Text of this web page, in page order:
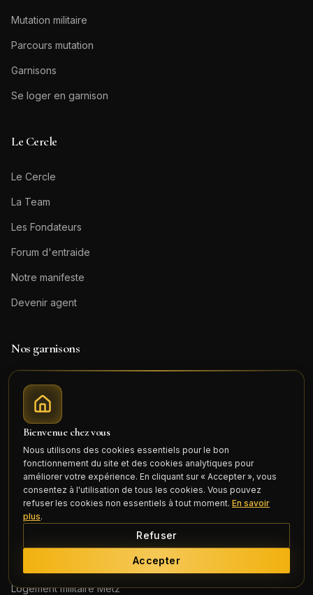
Mutation militaire
Parcours mutation
Garnisons
Se loger en garnison
Le Cercle
Le Cercle
La Team
Les Fondateurs
Forum d'entraide
Notre manifeste
Devenir agent
Nos garnisons
Logement militaire
Logement militaire
Logement militaireToulon
Logement militaire Toulouse
Logement militaireValdahon
Logement militaire
Logement militaireMetz
Bienvenue chez vous
Nous utilisons des cookies essentiels pour le bon
fonctionnement du site et des cookies analytiques pour
améliorer votre expérience. En cliquant sur « Accepter », vous
consentez à l'utilisation de tous les cookies. Vous pouvez
refuser les cookies non essentiels à tout moment. En savoir
plus.
Refuser
Accepter